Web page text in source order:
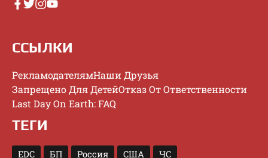
ССЫЛКИ
РекламодателямНаши Друзья
Запрещено Для ДетейОтказ От Ответственности
Last Day On Earth: FAQ
ТЕГИ
EDC БП Россия США ЧС